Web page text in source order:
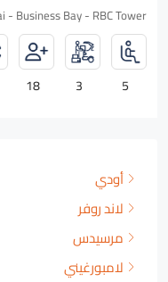
Business Bay - RBC Tower
18
أودي
لاند روفر
مرسيدس
لامبورغيني